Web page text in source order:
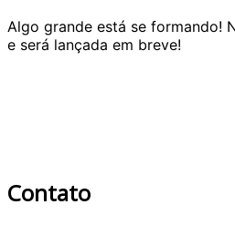
Algo grande está se formando!
e será lançada em breve!
Contato